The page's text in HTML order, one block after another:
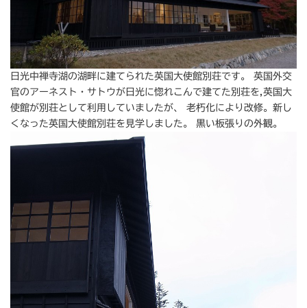
日光中禅寺湖の湖畔に建てられた英国大使館別荘です。 英国外交
官のアーネスト・サトウが日光に惚れこんで建てた別荘を,英国大
使館が別荘として利用していましたが、 老朽化により改修。新し
くなった英国大使館別荘を見学しました。 黒い板張りの外観。